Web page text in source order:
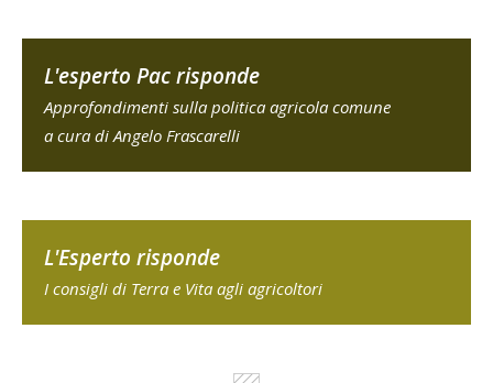
L'esperto Pac risponde
Approfondimenti sulla politica agricola comune
a cura di Angelo Frascarelli
L'Esperto risponde
I consigli di Terra e Vita agli agricoltori